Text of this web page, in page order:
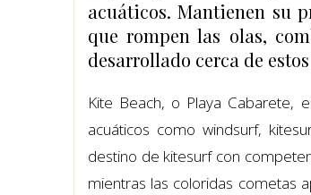
acuáticos. Mantienen su
que rompen las olas,
desarrollado cerca de
Kite Beach, o Playa Cabarete,
acuáticos como windsurf,
destino de kitesurf con
mientras las coloridas cometas